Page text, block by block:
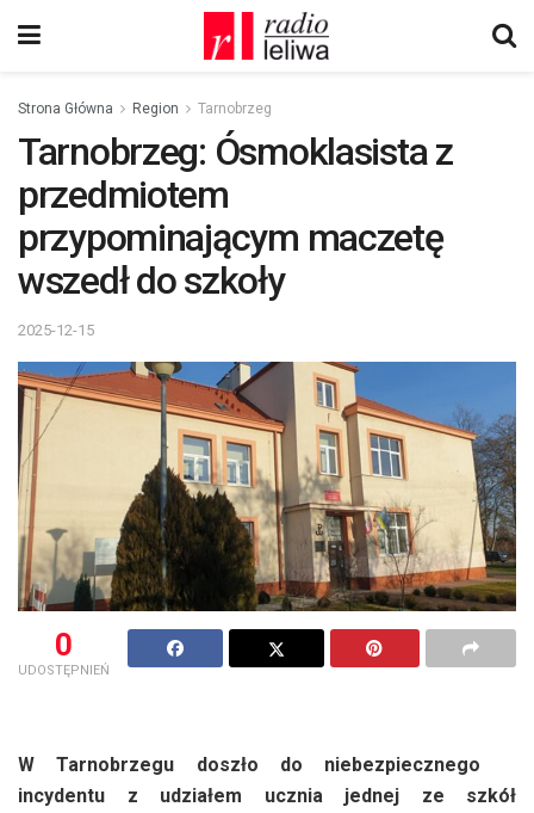
Strona Główna Region Tarnobrzeg
Tarnobrzeg: Ósmoklasista z
przedmiotem
przypominającym maczetę
wszedł do szkoły
2025-12-15
0
UDOSTĘPNIEŃ
W Tarnobrzegu doszło do niebezpiecznego
incydentu z udziałem ucznia jednej ze szkół